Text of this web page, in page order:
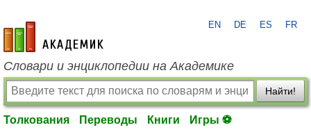
academic.ru
EN DE ES FR
Словари и энциклопедии на Академике
Найти!
Толкования Переводы Книги Игры ⚽